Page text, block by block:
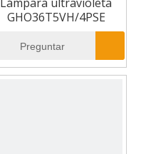
GHO36T5VH/4PSE
Preguntar